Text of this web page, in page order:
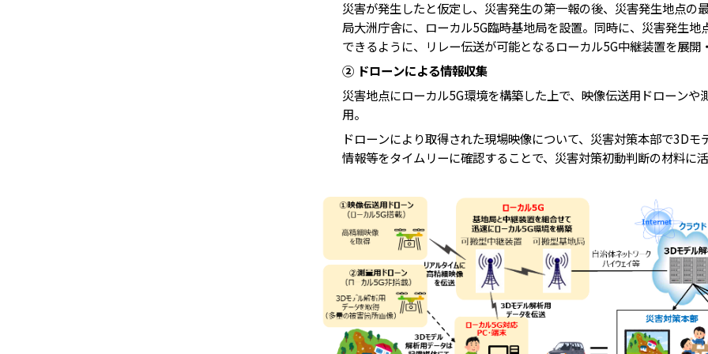
災害が発生したと仮定し、災害発生の第一報の後、災害発生地点の
局大洲庁舎に、ローカル5G臨時基地局を設置。同時に、災害発生地
できるように、リレー伝送が可能となるローカル5G中継装置を展開
② ドローンによる情報収集
災害地点にローカル5G環境を構築した上で、映像伝送用ドローンや
用。
ドローンにより取得された現場映像について、災害対策本部で3D
情報等をタイムリーに確認することで、災害対策初動判断の材料に